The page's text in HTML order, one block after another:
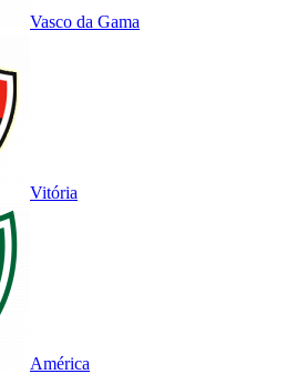
Vasco da Gama
Vitória
América